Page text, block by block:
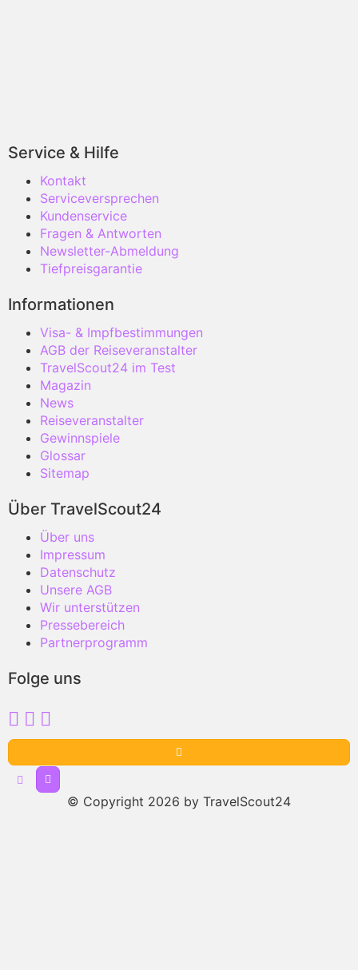
Service & Hilfe
Kontakt
Serviceversprechen
Kundenservice
Fragen & Antworten
Newsletter-Abmeldung
Tiefpreisgarantie
Informationen
Visa- & Impfbestimmungen
AGB der Reiseveranstalter
TravelScout24 im Test
Magazin
News
Reiseveranstalter
Gewinnspiele
Glossar
Sitemap
Über TravelScout24
Über uns
Impressum
Datenschutz
Unsere AGB
Wir unterstützen
Pressebereich
Partnerprogramm
Folge uns
© Copyright 2026 by TravelScout24